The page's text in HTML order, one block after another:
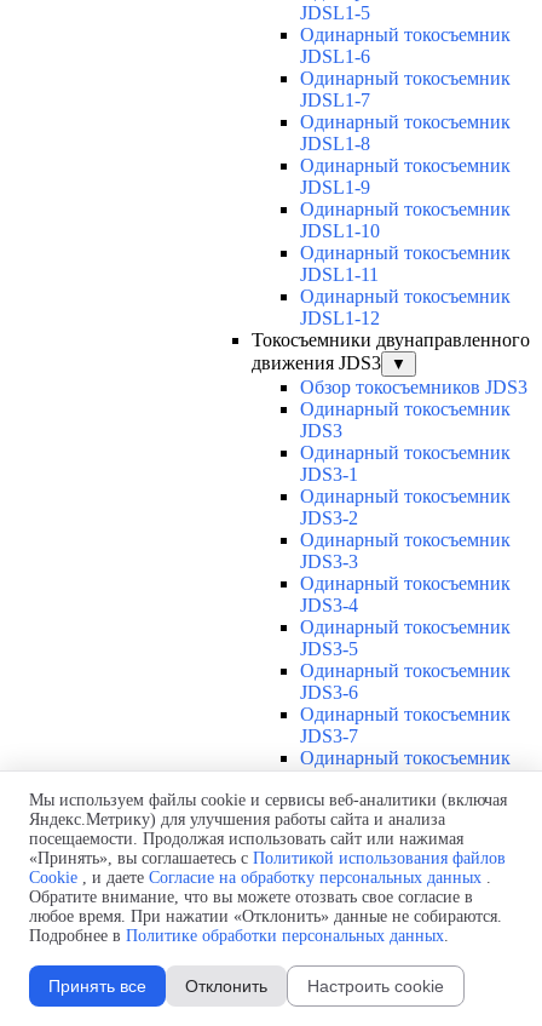
JDSL1-5
Одинарный токосъемник
JDSL1-6
Одинарный токосъемник
JDSL1-7
Одинарный токосъемник
JDSL1-8
Одинарный токосъемник
JDSL1-9
Одинарный токосъемник
JDSL1-10
Одинарный токосъемник
JDSL1-11
Одинарный токосъемник
JDSL1-12
Токосъемники двунаправленного
движения JDS3
▼
Обзор токосъемников JDS3
Одинарный токосъемник
JDS3
Одинарный токосъемник
JDS3-1
Одинарный токосъемник
JDS3-2
Одинарный токосъемник
JDS3-3
Одинарный токосъемник
JDS3-4
Одинарный токосъемник
JDS3-5
Одинарный токосъемник
JDS3-6
Одинарный токосъемник
JDS3-7
Одинарный токосъемник
Одинарный токосъемник
JDS3-9
Одинарный токосъемник
JDS3-10
Одинарный токосъемник
JDS3-11
Одинарный токосъемник
Соединения U12
Защитная оболочка для
Мы используем файлы cookie и сервисы веб-аналитики (включая
Яндекс.Метрику) для улучшения работы сайта и анализа
посещаемости. Продолжая использовать сайт или нажимая
«Принять», вы соглашаетесь с Политикой использования файлов
Cookie , и даете Согласие на обработку персональных данных .
Обратите внимание, что вы можете отозвать свое согласие в
любое время. При нажатии «Отклонить» данные не собираются.
Подробнее в Политике обработки персональных данных.
Принять все Отклонить Настроить cookie